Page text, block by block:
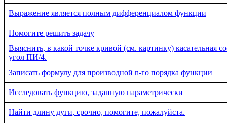
Выражение является полным дифференциалом функции
Помогите решить задачу
Выяснить, в какой точке кривой (см. картинку) касательная
угол ПИ/4.
Записать формулу для производной n-го порядка функции
Исследовать функцию, заданную параметрически
Найти длину дуги, срочно, помогите, пожалуйста.